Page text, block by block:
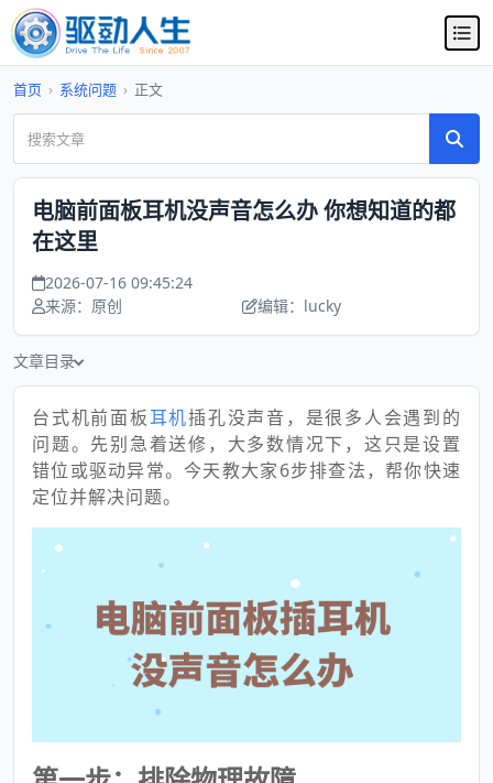
首页 › 系统问题 › 正文
电脑前面板耳机没声音怎么办 你想知道的都
在这里
2026-07-16 09:45:24
来源：原创
编辑：lucky
文章目录
台式机前面板耳机插孔没声音，是很多人会遇到的
问题。先别急着送修，大多数情况下，这只是设置
错位或驱动异常。今天教大家6步排查法，帮你快速
定位并解决问题。